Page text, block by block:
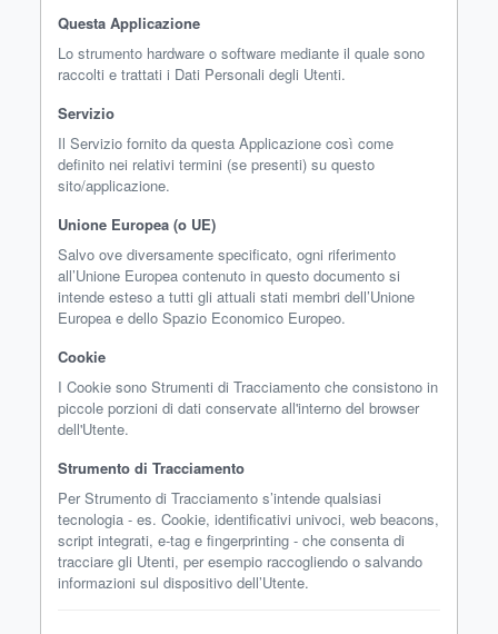
Questa Applicazione
Lo strumento hardware o software mediante il quale sono
raccolti e trattati i Dati Personali degli Utenti.
Servizio
Il Servizio fornito da questa Applicazione così come
definito nei relativi termini (se presenti) su questo
sito/applicazione.
Unione Europea (o UE)
Salvo ove diversamente specificato, ogni riferimento
all’Unione Europea contenuto in questo documento si
intende esteso a tutti gli attuali stati membri dell’Unione
Europea e dello Spazio Economico Europeo.
Cookie
I Cookie sono Strumenti di Tracciamento che consistono in
piccole porzioni di dati conservate all'interno del browser
dell'Utente.
Strumento di Tracciamento
Per Strumento di Tracciamento s’intende qualsiasi
tecnologia - es. Cookie, identificativi univoci, web beacons,
script integrati, e-tag e fingerprinting - che consenta di
tracciare gli Utenti, per esempio raccogliendo o salvando
informazioni sul dispositivo dell’Utente.